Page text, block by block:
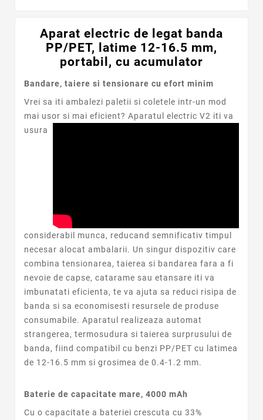
Aparat electric de legat banda
PP/PET, latime 12-16.5 mm,
portabil, cu acumulator
Bandare, taiere si tensionare cu efort minim
Vrei sa iti ambalezi paletii si coletele intr-un mod
mai usor si mai eficient? Aparatul electric V2 iti va
usura
considerabil munca, reducand semnificativ timpul
necesar alocat ambalarii. Un singur dispozitiv care
combina tensionarea, taierea si bandarea fara a fi
nevoie de capse, catarame sau etansare iti va
imbunatati eficienta, te va ajuta sa reduci risipa de
banda si sa economisesti resursele de produse
consumabile. Aparatul realizeaza automat
strangerea, termosudura si taierea surprusului de
banda, fiind compatibil cu benzi PP/PET cu latimea
de 12-16.5 mm si grosimea de 0.4-1.2 mm.
Baterie de capacitate mare, 4000 mAh
Cu o capacitate a bateriei crescuta cu 33%